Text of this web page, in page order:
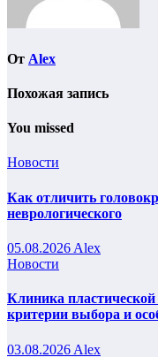
От Alex
Похожая запись
You missed
Новости
Как отличить
неврологического
05.08.2026 Alex
Новости
Клиника
критерии выбора и
03.08.2026 Alex